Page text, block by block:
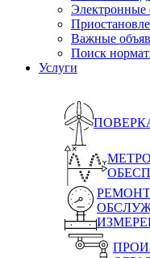
Электронные
Важные
Поиск
Услуги